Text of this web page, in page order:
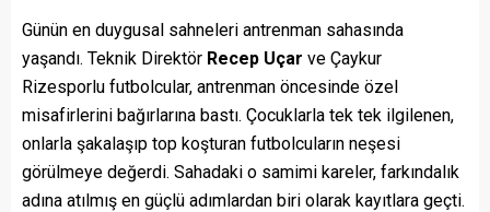
Günün en duygusal sahneleri antrenman sahasında
yaşandı. Teknik Direktör Recep Uçar ve Çaykur
Rizesporlu futbolcular, antrenman öncesinde özel
misafirlerini bağırlarına bastı. Çocuklarla tek tek ilgilenen,
onlarla şakalaşıp top koşturan futbolcuların neşesi
görülmeye değerdi. Sahadaki o samimi kareler, farkındalık
adına atılmış en güçlü adımlardan biri olarak kayıtlara geçti.